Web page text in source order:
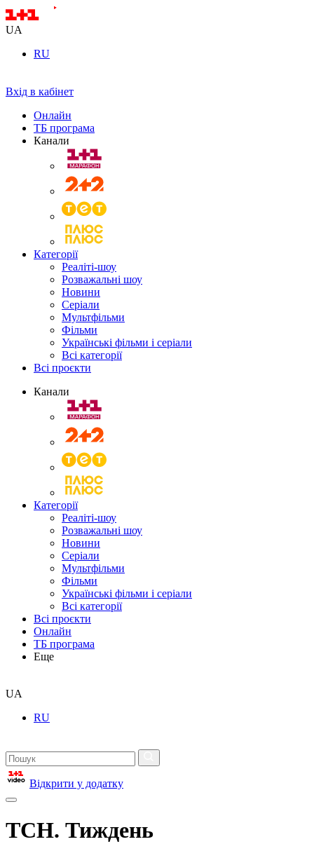
UA
RU
Вхід в кабінет
Онлайн
ТБ програма
Канали
Категорії
Реаліті-шоу
Розважальні шоу
Новини
Серіали
Мультфільми
Фільми
Українські фільми і серіали
Всі категорії
Всі проєкти
Канали
Категорії
Реаліті-шоу
Розважальні шоу
Новини
Серіали
Мультфільми
Фільми
Українські фільми і серіали
Всі категорії
Всі проєкти
Онлайн
ТБ програма
Еще
UA
RU
Відкрити у додатку
ТСН. Тиждень